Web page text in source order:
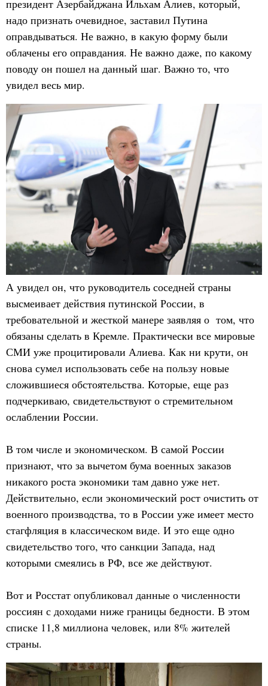
президент Азербайджана Ильхам Алиев, который,
надо признать очевидное, заставил Путина
оправдываться. Не важно, в какую форму были
облачены его оправдания. Не важно даже, по какому
поводу он пошел на данный шаг. Важно то, что
увидел весь мир.
А увидел он, что руководитель соседней страны
высмеивает действия путинской России, в
требовательной и жесткой манере заявляя о том, что
обязаны сделать в Кремле. Практически все мировые
СМИ уже процитировали Алиева. Как ни крути, он
снова сумел использовать себе на пользу новые
сложившиеся обстоятельства. Которые, еще раз
подчеркиваю, свидетельствуют о стремительном
ослаблении России.
В том числе и экономическом. В самой России
признают, что за вычетом бума военных заказов
никакого роста экономики там давно уже нет.
Действительно, если экономический рост очистить от
военного производства, то в России уже имеет место
стагфляция в классическом виде. И это еще одно
свидетельство того, что санкции Запада, над
которыми смеялись в РФ, все же действуют.
Вот и Росстат опубликовал данные о численности
россиян с доходами ниже границы бедности. В этом
списке 11,8 миллиона человек, или 8% жителей
страны.